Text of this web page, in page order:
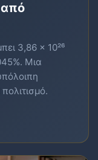
από
3,86 × 10²⁶
Μια